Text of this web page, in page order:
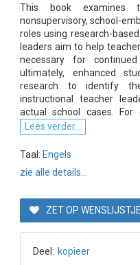
This book examines
nonsupervisory, school-
roles using research-
leaders aim to help
necessary for
ultimately, enhanced
research to identify
instructional teacher
actual school cases. For
Lees verder...
Taal: Engels
zie alle details...
ZET OP WENSLIJSTJE
Deel: kopieer